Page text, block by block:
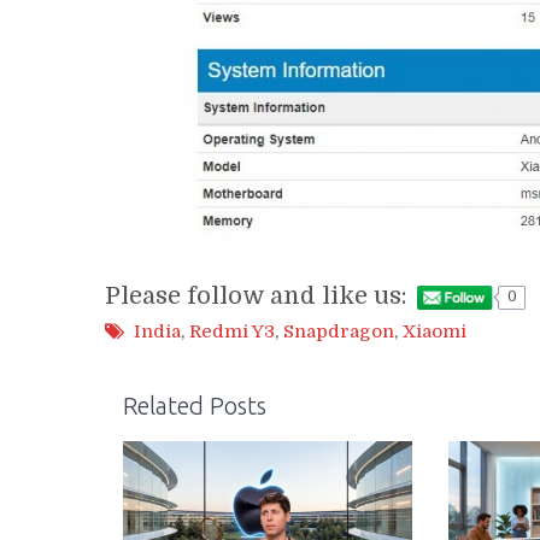
Please follow and like us: 0
India, Redmi Y3, Snapdragon, Xiaomi
Related Posts